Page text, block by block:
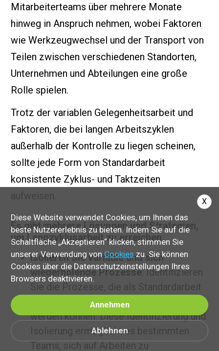
Mitarbeiterteams über mehrere Monate
hinweg in Anspruch nehmen, wobei Faktoren
wie Werkzeugwechsel und der Transport von
Teilen zwischen verschiedenen Standorten,
Unternehmen und Abteilungen eine große
Rolle spielen.
Trotz der variablen Gelegenheitsarbeit und
Faktoren, die bei langen Arbeitszyklen
außerhalb der Kontrolle zu liegen scheinen,
sollte jede Form von Standardarbeit
konsistente Zyklus- und Taktzeiten
aufweisen.
Es gibt mehrere Lösungen und Strategien,
um Langzyklusarbeit zu erreichen
Isolieren Sie variable und sich
wiederholende Prozesse: Identifizieren
Sie die Prozesse, die als Standardarbeit
vom Typ 1 oder Typ 2 klassifiziert
werden können. Diese Identifizierung und
Isolierung ermöglicht es bestimmten
Teams, sich auf Arbeiten zu
Diese Website verwendet Cookies, um Ihnen das
beste Nutzererlebnis zu bieten. Indem Sie auf die
Schaltfläche „Akzeptieren“ klicken, stimmen Sie
unserer Verwendung vonCookieszu. Sie können
Cookies über die Datenschutzeinstellungen Ihres
Browsers deaktivieren.
Annehmen
Ablehnen
X